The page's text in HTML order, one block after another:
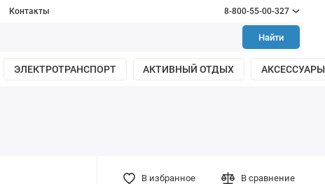
Контакты 8-800-55-00-327
Найти
ЭЛЕКТРОТРАНСПОРТ АКТИВНЫЙ ОТДЫХ АКСЕССУАРЫ
В избранное В сравнение